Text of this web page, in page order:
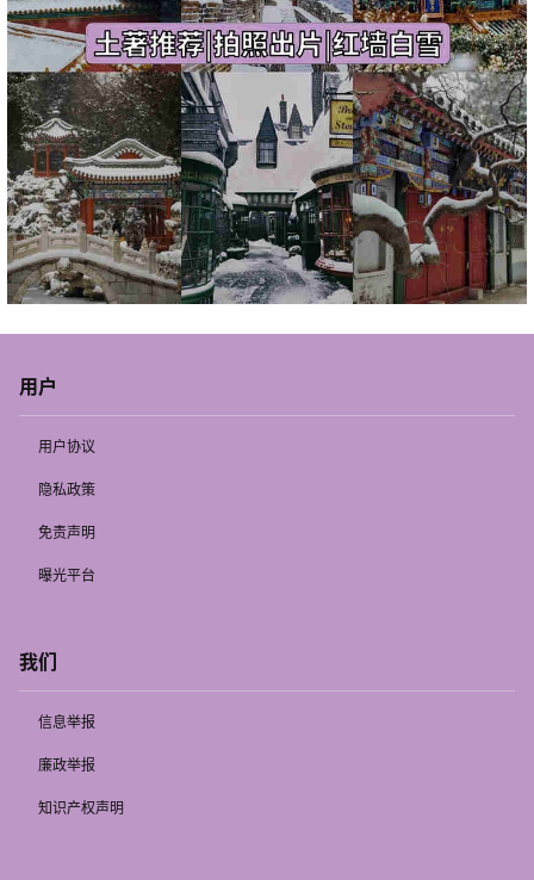
用户
用户协议
隐私政策
免责声明
曝光平台
我们
信息举报
廉政举报
知识产权声明